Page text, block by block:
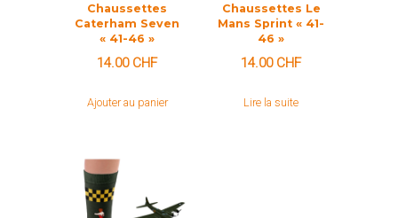
Chaussettes
Caterham Seven
« 41-46 »
14.00 CHF
Ajouter au panier
Chaussettes Le
Mans Sprint « 41-
46 »
14.00 CHF
Lire la suite